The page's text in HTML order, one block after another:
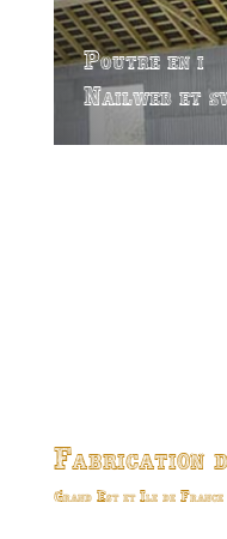
Poutre en i
Nailweb et
Fabrication
Grand Est et Ile de France